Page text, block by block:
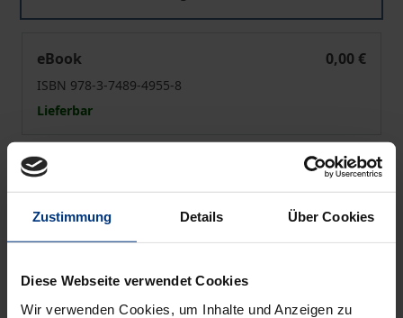
Zustimmung Details Über Cookies
Diese Webseite verwendet Cookies
Wir verwenden Cookies, um Inhalte und Anzeigen zu
eBook
0,00 €
ISBN 978-3-7489-4955-8
Lieferbar
Preisangaben inkl. MwSt. Abhängig von der Lieferadresse
kann die MwSt. an der Kasse variieren.
In den Warenkorb
Zur Wunschliste hinzufügen